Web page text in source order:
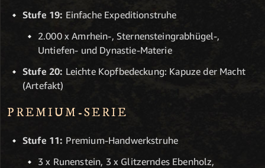
Stufe 19: Einfache Expeditionstruhe
2.000 x Amrhein-, Sternensteingrabhügel-,
Untiefen- und Dynastie-Materie
Stufe 20: Leichte Kopfbedeckung: Kapuze der Macht
(Artefakt)
PREMIUM-SERIE
Stufe 11: Premium-Handwerkstruhe
3 x Runenstein, 3 x Glitzerndes Ebenholz,